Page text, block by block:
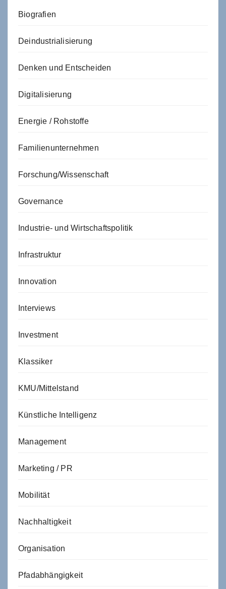
Biografien
Deindustrialisierung
Denken und Entscheiden
Digitalisierung
Energie / Rohstoffe
Familienunternehmen
Forschung/Wissenschaft
Governance
Industrie- und Wirtschaftspolitik
Infrastruktur
Innovation
Interviews
Investment
Klassiker
KMU/Mittelstand
Künstliche Intelligenz
Management
Marketing / PR
Mobilität
Nachhaltigkeit
Organisation
Pfadabhängigkeit